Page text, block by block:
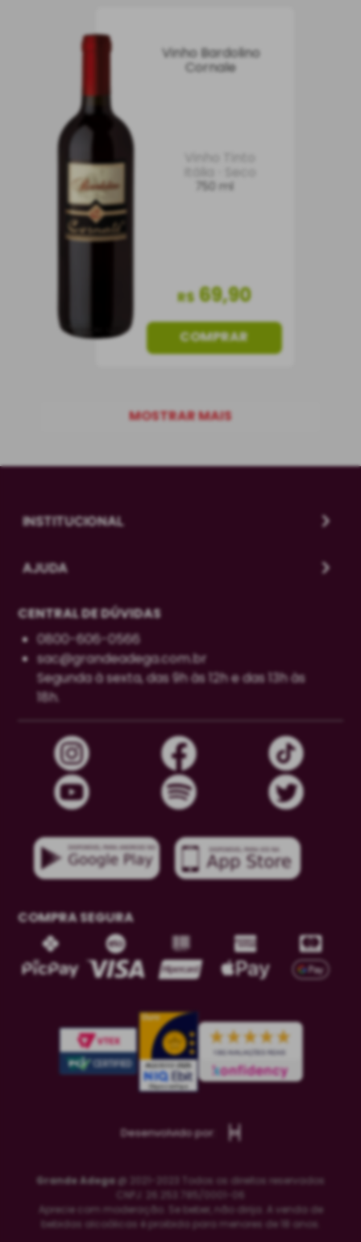
Vinho Bardolino
Cornale
Seco
750 ml
R$ 69,90
COMPRAR
MOSTRAR MAIS
INSTITUCIONAL
AJUDA
CENTRAL DE DÚVIDAS
0800-606-0566
sac@grandeadega.com.br
Segunda à sexta, das 9h às 12h e das 13h às
18h.
COMPRA SEGURA
Desenvolvido por:
Grande Adega @ 2021-2023 Todos os direitos reservados
CNPJ: 26.253.785/0001-06
Aprecie com moderação. Se beber, não dirija. A venda de
bebidas alcoólicas é proibida para menores de 18 anos.